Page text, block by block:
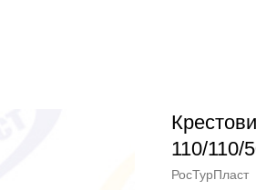
110/110/
РосТурПласт